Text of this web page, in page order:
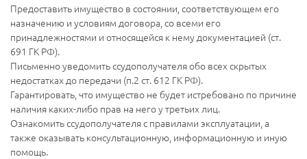
Предоставить имущество в состоянии, соответствующем его
назначению и условиям договора, со всеми его
принадлежностями и относящейся к нему документацией (ст.
691 ГК РФ).
Письменно уведомить ссудополучателя обо всех скрытых
недостатках до передачи (п.2 ст. 612 ГК РФ).
Гарантировать, что имущество не будет истребовано по причине
наличия каких-либо прав на него у третьих лиц.
Ознакомить ссудополучателя с правилами эксплуатации, а
также оказывать консультационную, информационную и иную
помощь.